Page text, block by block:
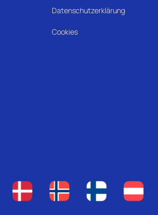
Datenschutzerklärung
Cookies